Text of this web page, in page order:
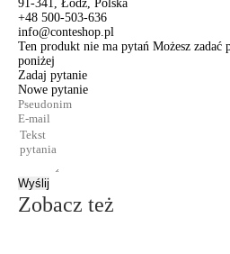
91-341, Łódź, Polska
+48 500-503-636
info@conteshop.pl
Ten produkt nie ma pytań Możesz
poniżej
Zadaj pytanie
Nowe pytanie
Wyślij
Zobacz też